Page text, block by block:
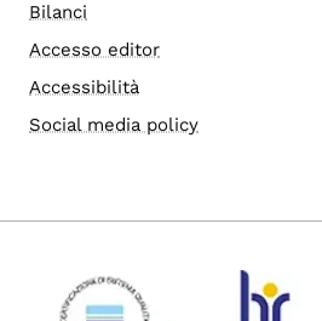
Bilanci
Accesso editor
Accessibilità
Social media policy